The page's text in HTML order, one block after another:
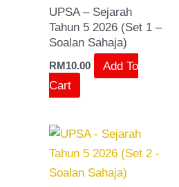
UPSA – Sejarah
Tahun 5 2026 (Set 1 –
Soalan Sahaja)
RM10.00
Add To
Cart